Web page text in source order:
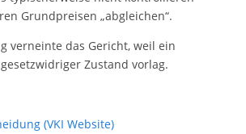
Grundpreisen „abgleichen“.
verneinte das Gericht, weil ein
Zustand vorlag.
(VKI Website)